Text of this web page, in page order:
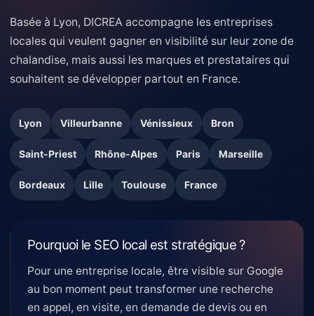
Basée à Lyon, DICREA accompagne les entreprises
locales qui veulent gagner en visibilité sur leur zone de
chalandise, mais aussi les marques et prestataires qui
souhaitent se développer partout en France.
Lyon Villeurbanne Vénissieux Bron
Saint-Priest Rhône-Alpes Paris Marseille
Bordeaux Lille Toulouse France
Pourquoi le SEO local est stratégique ?
Pour une entreprise locale, être visible sur Google
au bon moment peut transformer une recherche
en appel, en visite, en demande de devis ou en